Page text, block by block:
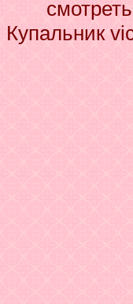
Купальник